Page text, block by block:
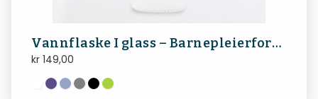
Vannflaske I glass – Barnepleierforeningen
kr 149,00